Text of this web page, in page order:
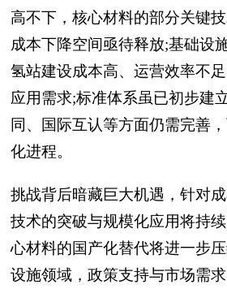
高不下，核心材料的部分关键
成本下降空间亟待释放;基础设
氢站建设成本高、运营效率不
应用需求;标准体系虽已初步建
同、国际互认等方面仍需完善
化进程。
挑战背后暗藏巨大机遇，针对
技术的突破与规模化应用将持
心材料的国产化替代将进一步
设施领域，政策支持与市场需